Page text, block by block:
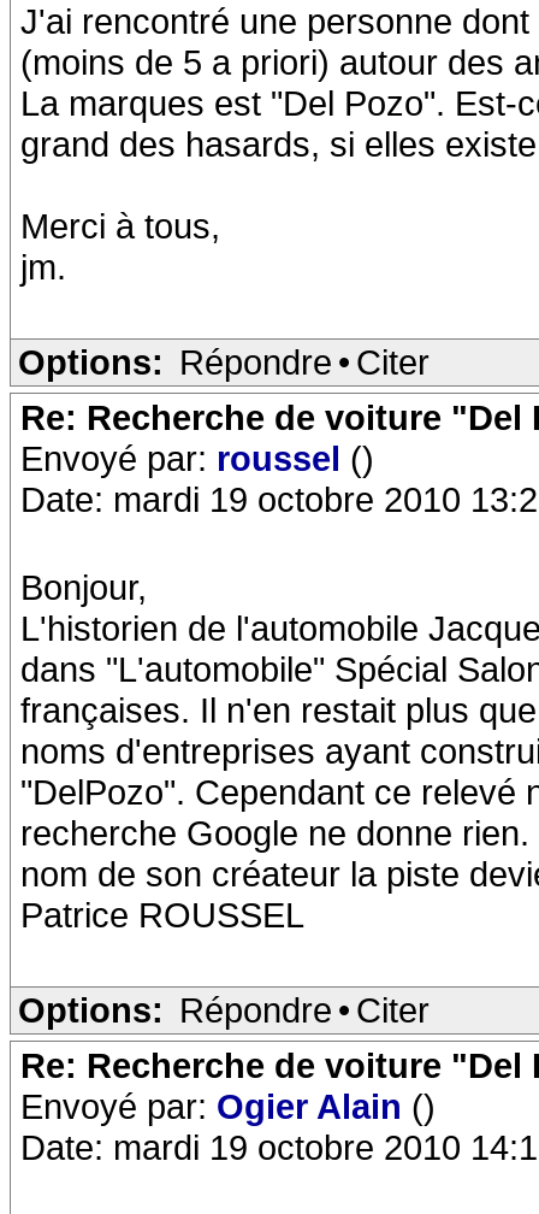
J'ai rencontré une personne
(moins de 5 a priori) autour des
La marques est "Del Pozo". Est-
grand des hasards, si elles
Merci à tous,
jm.
Options: Répondre • Citer
Re: Recherche de voiture "Del
Envoyé par: roussel ()
Date: mardi 19 octobre 2010
Bonjour,
L'historien de l'automobile
dans "L'automobile" Spécial
françaises. Il n'en restait plus
noms d'entreprises ayant
"DelPozo". Cependant ce relevé
recherche Google ne donne
nom de son créateur la piste
Patrice ROUSSEL
Options: Répondre • Citer
Re: Recherche de voiture "Del
Envoyé par: Ogier Alain ()
Date: mardi 19 octobre 2010